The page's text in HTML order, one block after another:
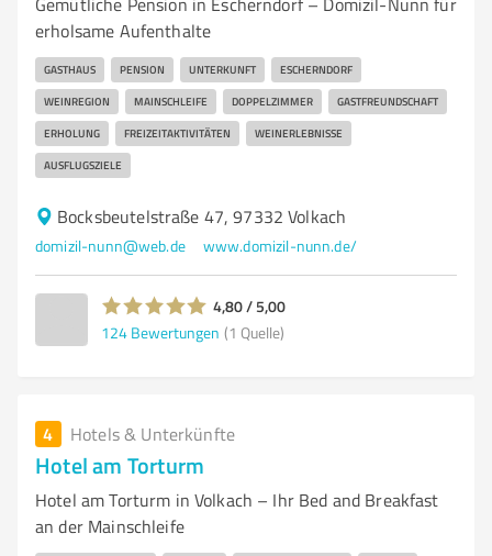
erholsame Aufenthalte
GASTHAUS PENSION UNTERKUNFT ESCHERNDORF
WEINREGION MAINSCHLEIFE DOPPELZIMMER GASTFREUNDSCHAFT
ERHOLUNG FREIZEITAKTIVITÄTEN WEINERLEBNISSE
AUSFLUGSZIELE
Bocksbeutelstraße 47, 97332 Volkach
domizil-nunn@web.de www.domizil-nunn.de/
4,80 / 5,00
124 Bewertungen (1 Quelle)
4 Hotels & Unterkünfte
Hotel am Torturm
Hotel am Torturm in Volkach – Ihr Bed and Breakfast
an der Mainschleife